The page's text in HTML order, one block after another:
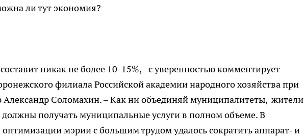
ли тут экономия?
никак не более 10-15%, - с уверенностью комментирует
филиала Российской академии народного хозяйства при
Александр Соломахин. – Как ни объединяй муниципалитеты, жители
должны получать муниципальные услуги в полном объеме. В
мэрии с большим трудом удалось сократить аппарат- и